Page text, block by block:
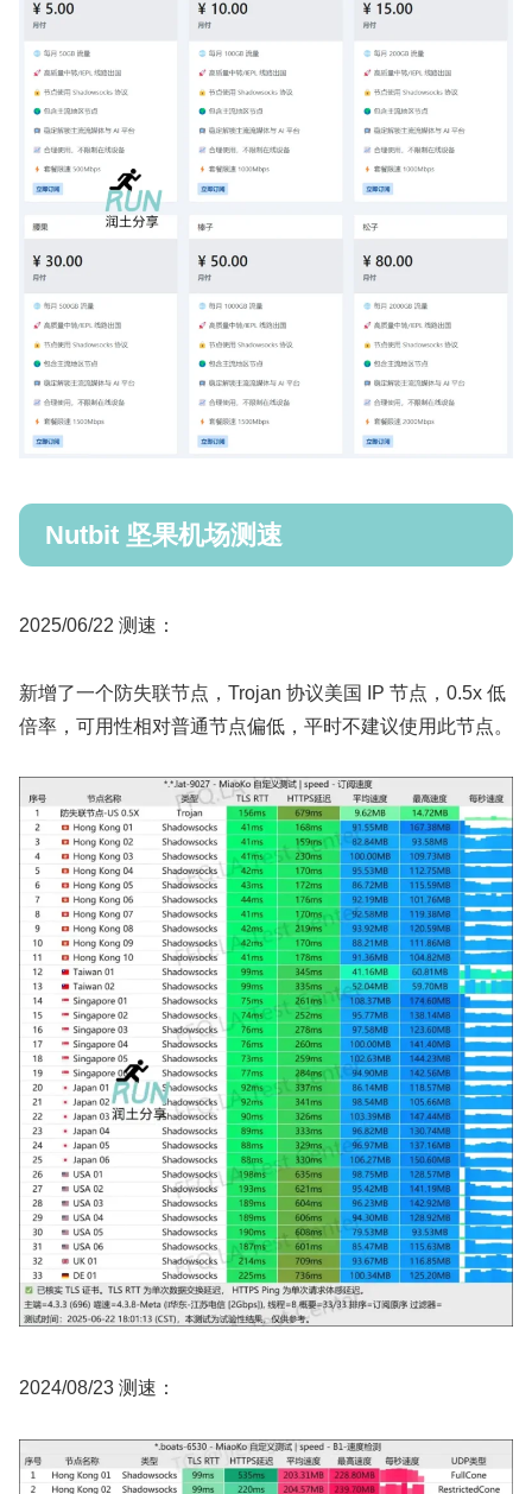
Nutbit 坚果机场测速
2025/06/22 测速：
新增了一个防失联节点，Trojan 协议美国 IP 节点，0.5x 低
倍率，可用性相对普通节点偏低，平时不建议使用此节点。
2024/08/23 测速：